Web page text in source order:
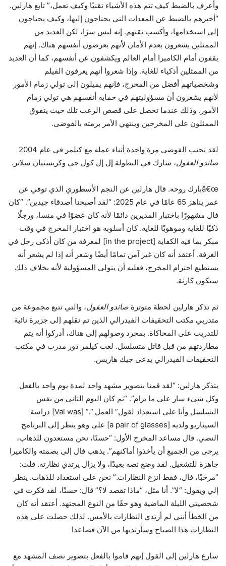
وأعرف بالضبط كيف تتم هذه الأشياء تقنيًا وكيف تعمل،” تابع هارلين.
“أخبرهم بالضبط عن المعدات التي يحتاجون إليها، وكيف يحتاجون
إلى استخدامها، وأكسب ثقتهم. إنه ليس سرًا، لكن العديد من
الممثلين يشعرون بعدم الأمان لأنهم يعرضون أنفسهم هناك. إنهم
يقفون أمام الكاميرا أمام العالم ويكشفون عن أنفسهم، كما أن العديد
من الممثلين أذكياء للغاية. وإذا شعروا أنهم يعرفون الفيلم
وشخصياتهم أفضل من المخرج، فإنهم يميلون إلى تولي زمام الأمور
لأنهم يشعرون أن مسؤوليتهم في حماية أنفسهم هي تولي زمام
الأمور. وذلك عندما تحصل على قصص الرعب تلك حيث يتفوق
الممثلون على المخرجين وينتهي الأمر برمته بالفوضى.
لقد تجنب الفوضى مرة واحدة أثناء عمله مع كيلمر في عام 2004
صائدو العقول، شارك في البطولة إل إل كول جي وكريستيان سلاتر.
â€œبارك روحه. قال هارلين عن النجم الأسطوري الذي توفي عن
عمر يناهز 65 عامًا في عام 2025: “لقد أصبحنا أصدقاء جيدين”. “كان
فال مشهورًا باختبار المديرين دائمًا لأنه كان عضوًا في منسا، ورجلًا
ذكيًا للغاية وموهوبًا للغاية. كان أسلوبه هو اختبار المخرج في وقت
مبكر بما فيه الكفاية [in the project] لمعرفة من كان أذكى رجل في
الغرفة. أعتقد أنه كان غير آمن تمامًا أيضًا وشعر أنه إذا لم يشعر أنه
يستطيع احترام المخرج، فعليه أن يتولى المسؤولية لأنه بخلاف ذلك
ستكون كارثة.
ثم تذكر هارلين لحظة متوترة صائدو العقول، والتي تتبع مجموعة من
متدربي مكتب التحقيقات الفيدرالي الذين تم نقلهم إلى جزيرة نائية
للتدريب على المحاكاة. بمجرد وصولهم إلى هناك، أدركوا أنه يتم
مطاردتهم من قبل قاتل متسلسل. لعب كيلمر دور مدرب في مكتب
التحقيقات الفيدرالي يدعى جيك هاريس.
يتذكر هارلين: “لقد قمنا بتصوير مشهد واحد لمدة يوم واحد بالفعل
وكل شيء سار على ما يرام”. “ثم كان اليوم الثاني من نفس
التسلسل وأنا على استعداد لقول” العمل “.” [Val was] دراسة
السيناريو ولديه [a pair of glasses] على وهو ينظر إلى البرنامج
النصي. قال مساعد المخرج الأول: “حسنًا، نحن مستعدون للذهاب،
يرجى من الجميع أن يأخذوا أماكنهم”. يذهب فال إلى بصمته والكاميرا
جاهزة للتشغيل. لقد وضع نصه بعيدًا، ولا يزال يرتدي نظارته. قلت:
“مرحبًا، فال، فقط انزع النظارات.” نحن على استعداد للذهاب. ينظر
إلي ويقول: “لا”. أنا مثل، “ماذا تقصد لا؟” قال: حسنًا، لقد فكرت في
شخصيتي الليلة الماضية وهو حقًا من النوع المجتهد. أعتقد أنه كان
من الخطأ أنني لم أرتدي النظارات بالأمس. لذلك حصلت على هذه
النظارات هذا الصباح وسأرتديها من الآن فصاعدا
سارع هارلين إلى القول إنهم قاموا بالفعل بتصوير نصف المشهد مع